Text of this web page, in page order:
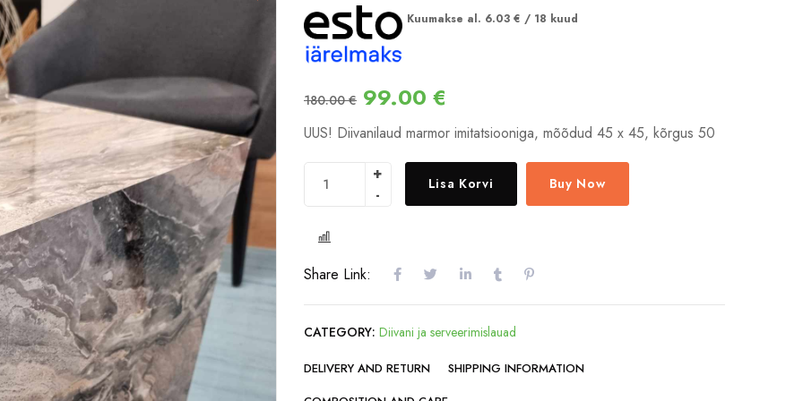
Kuumakse al. 6.03 € / 18 kuud
180.00€ 99.00 €
UUS! Diivanilaud marmor imitatsiooniga, mõõdud 45 x 45, kõrgus 50
Lisa Korvi Buy Now
Share Link:
CATEGORY: Diivani ja serveerimislauad
DELIVERY AND RETURN
SHIPPING INFORMATION